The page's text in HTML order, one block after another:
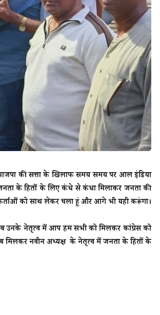
की सत्ता के खिलाफ समय समय पर आल इंडिया
के हितों के लिए कंधे से कंधा मिलाकर जनता की
को साथ लेकर चला हूं और आगे भी यही करूंगा।
उनके नेतृत्व में आप हम सभी को मिलकर कांग्रेस को
नवीन अध्यक्ष के नेतृत्व में जनता के हितों के
RatlamPolice-Piploda-Sukhda-
BreakingNews-MadhyaPradeshNews-